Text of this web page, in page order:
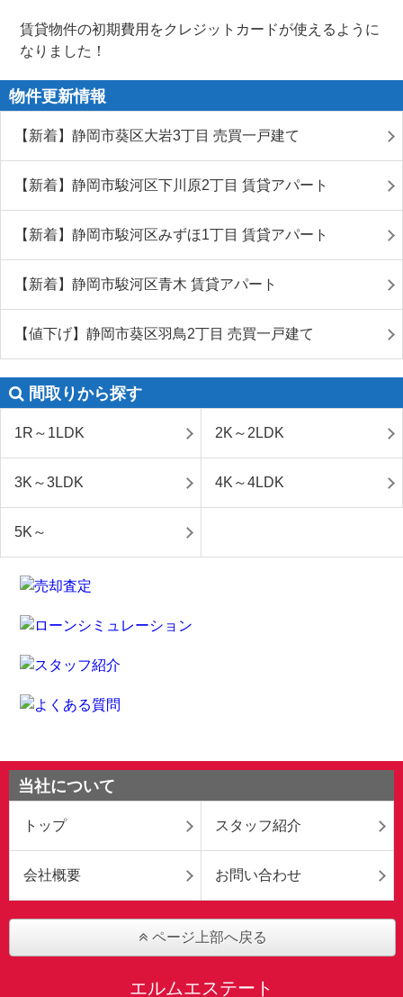
賃貸物件の初期費用をクレジットカードが使えるように
なりました！
物件更新情報
【新着】静岡市葵区大岩3丁目 売買一戸建て
【新着】静岡市駿河区下川原2丁目 賃貸アパート
【新着】静岡市駿河区みずほ1丁目 賃貸アパート
【新着】静岡市駿河区青木 賃貸アパート
【値下げ】静岡市葵区羽鳥2丁目 売買一戸建て
間取りから探す
1R～1LDK 2K～2LDK
3K～3LDK 4K～4LDK
5K～
当社について
トップ スタッフ紹介
会社概要 お問い合わせ
ページ上部へ戻る
エルムエステート